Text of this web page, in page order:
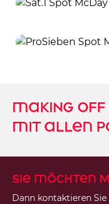
making off
mit allen
Sie möchten
Dann kontaktieren